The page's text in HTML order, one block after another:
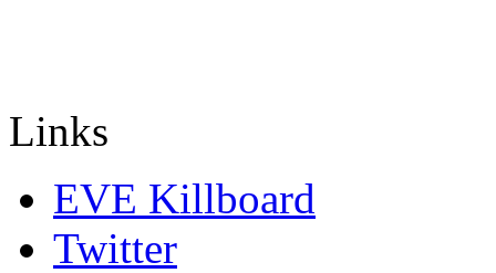
Links
EVE Killboard
Twitter